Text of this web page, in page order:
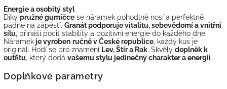
Energie a osobitý styl
Díky pružné gumičce se náramek pohodlně nosí a perfektně
padne na zápěstí. Granát podporuje vitalitu, sebevědomí a vnitřní
sílu , přináší pocit stability a pozitivní energie do každého dne.
Náramek je vyroben ručně v České republice , každý kus je
originál. Hodí se pro znamení Lev, Štír a Rak. Skvělý doplněk k
outfitu , který dodá vašemu stylu jedinečný charakter a energii.
Doplňkové parametry